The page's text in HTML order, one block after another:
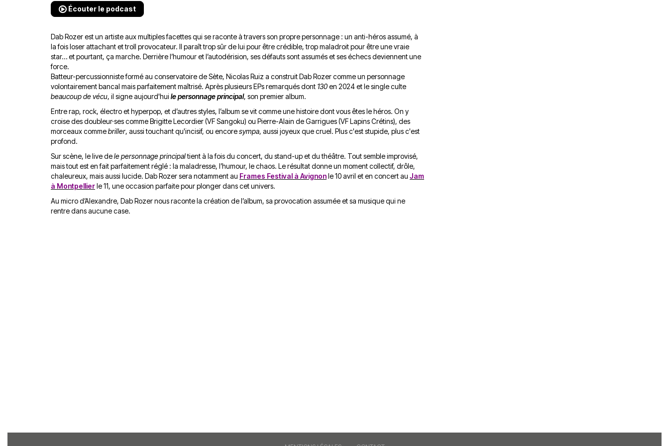
OgLounis
-
j’étais
ma
mère
»
-
juin
2026
Émissions
Interviews
Chroniques
Évènements
Écouter le podcast
Dab Rozer est un artiste aux multiples facettes qui se raconte à travers son propre personnage : un anti-héros assumé, à
la fois loser attachant et troll provocateur. Il paraît trop sûr de lui pour être crédible, trop maladroit pour être une vraie
star… et pourtant, ça marche. Derrière l’humour et l’autodérision, ses défauts sont assumés et ses échecs deviennent une
force.
Batteur-percussionniste formé au conservatoire de Sète, Nicolas Ruiz a construit Dab Rozer comme un personnage
volontairement bancal mais parfaitement maîtrisé. Après plusieurs EPs remarqués dont 130en 2024 et le single culte
beaucoup de vécu, il signe aujourd'hui le personnage principal, son premier album.
Entre rap, rock, électro et hyperpop, et d’autres styles, l’album se vit comme une histoire dont vous êtes le héros. On y
croise des doubleur·ses comme Brigitte Lecordier (VF Sangoku) ou Pierre-Alain de Garrigues (VF Lapins Crétins), des
morceaux commebriller, aussi touchant qu'incisif, ou encoresympa, aussi joyeux que cruel. Plus c'est stupide, plus c'est
profond.
Sur scène, le live dele personnage principaltient à la fois du concert, du stand-up et du théâtre. Tout semble improvisé,
mais tout est en fait parfaitement réglé : la maladresse, l’humour, le chaos. Le résultat donne un moment collectif, drôle,
chaleureux, mais aussi lucide. Dab Rozer sera notamment au Frames Festival à Avignonle 10 avril et en concert au Jam
à Montpellierle 11, une occasion parfaite pour plonger dans cet univers.
Au micro d’Alexandre, Dab Rozer nous raconte la création de l’album, sa provocation assumée et sa musique qui ne
rentre dans aucune case.